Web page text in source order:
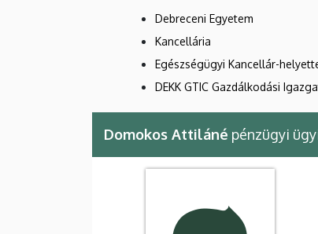
Debreceni Egyetem
Kancellária
Egészségügyi Kancellár-
DEKK GTIC Gazdálkodási
Domokos Attiláné pénzügyi